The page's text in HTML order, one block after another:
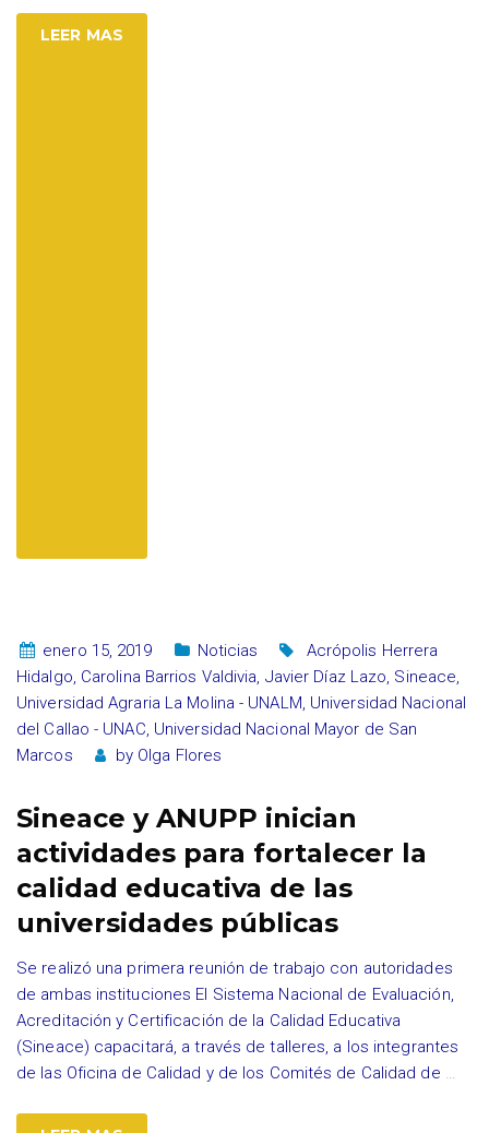
LEER MAS
enero 15, 2019 Noticias
Acrópolis Herrera
Hidalgo, Carolina Barrios Valdivia, Javier Díaz Lazo, Sineace,
Universidad Agraria La Molina - UNALM, Universidad Nacional
del Callao - UNAC, Universidad Nacional Mayor de San
Marcos
by Olga Flores
Sineace y ANUPP inician
actividades para fortalecer la
calidad educativa de las
universidades públicas
Se realizó una primera reunión de trabajo con autoridades
de ambas instituciones El Sistema Nacional de Evaluación,
Acreditación y Certificación de la Calidad Educativa
(Sineace) capacitará, a través de talleres, a los integrantes
de las Oficina de Calidad y de los Comités de Calidad de …